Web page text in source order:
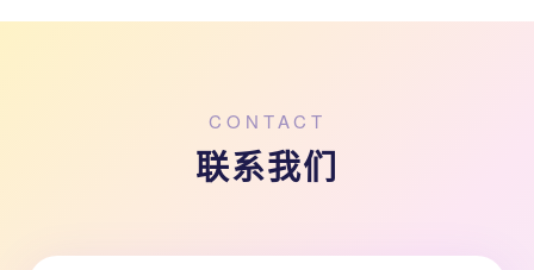
CONTACT
联系我们